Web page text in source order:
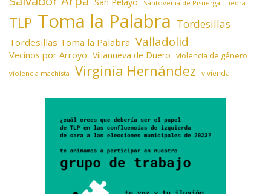
Santovenia de Pisuerga Tiedra
TLP Toma la Palabra Tordesillas
Tordesillas Toma la Palabra Valladolid
Vecinos por Arroyo Villanueva de Duero violencia de género
violencia machista Virginia Hernández vivienda